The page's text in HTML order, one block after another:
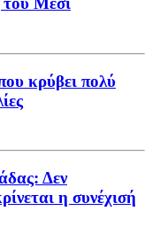
κρύβει πολύ
Δεν
η συνέχισή